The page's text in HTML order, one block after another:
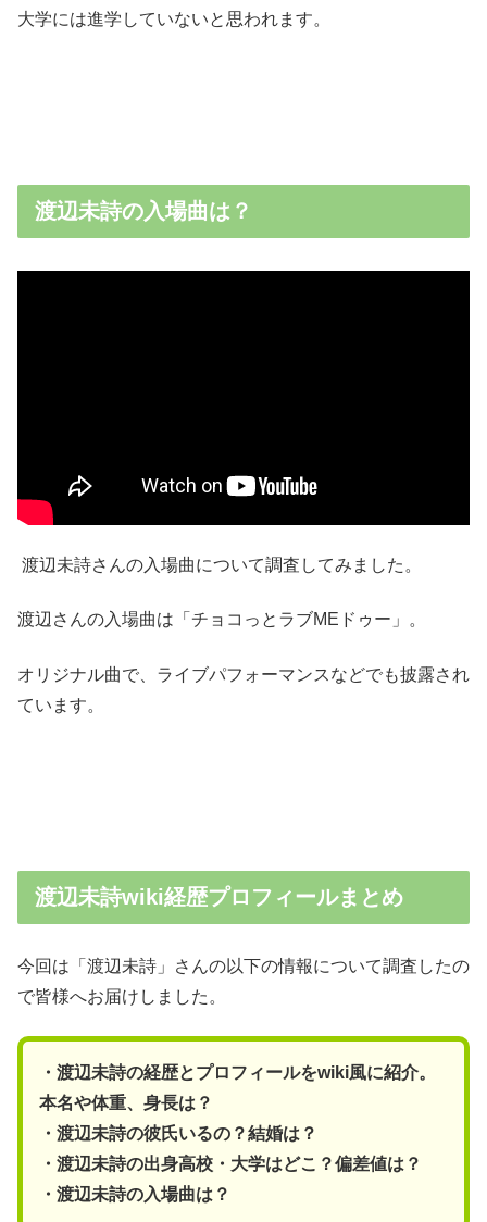
大学には進学していないと思われます。
渡辺未詩の入場曲は？
渡辺未詩さんの入場曲について調査してみました。
渡辺さんの入場曲は「チョコっとラブMEドゥー」。
オリジナル曲で、ライブパフォーマンスなどでも披露され
ています。
渡辺未詩wiki経歴プロフィールまとめ
今回は「渡辺未詩」さんの以下の情報について調査したの
で皆様へお届けしました。
・渡辺未詩の経歴とプロフィールをwiki風に紹介。
本名や体重、身長は？
・渡辺未詩の彼氏いるの？結婚は？
・渡辺未詩の出身高校・大学はどこ？偏差値は？
・渡辺未詩の入場曲は？